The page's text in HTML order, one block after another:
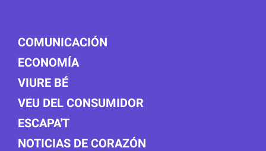
COMUNICACIÓN
ECONOMÍA
VIURE BÉ
VEU DEL CONSUMIDOR
ESCAPA'T
NOTICIAS DE CORAZÓN